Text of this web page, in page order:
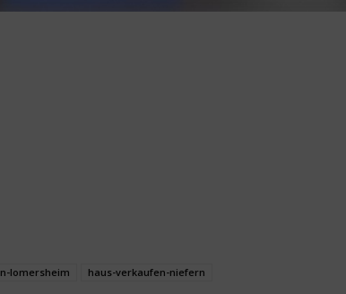
lomersheim haus-verkaufen-niefern